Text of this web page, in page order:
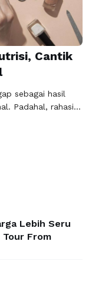
Cantik
sebagai hasil
Padahal, rahasia
yang tepat.
Lebih Seru
Tour From